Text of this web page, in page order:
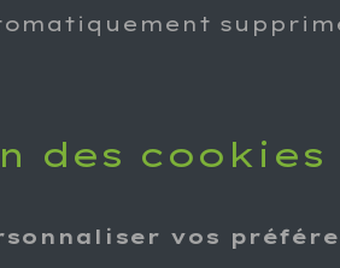
des cookies
vos